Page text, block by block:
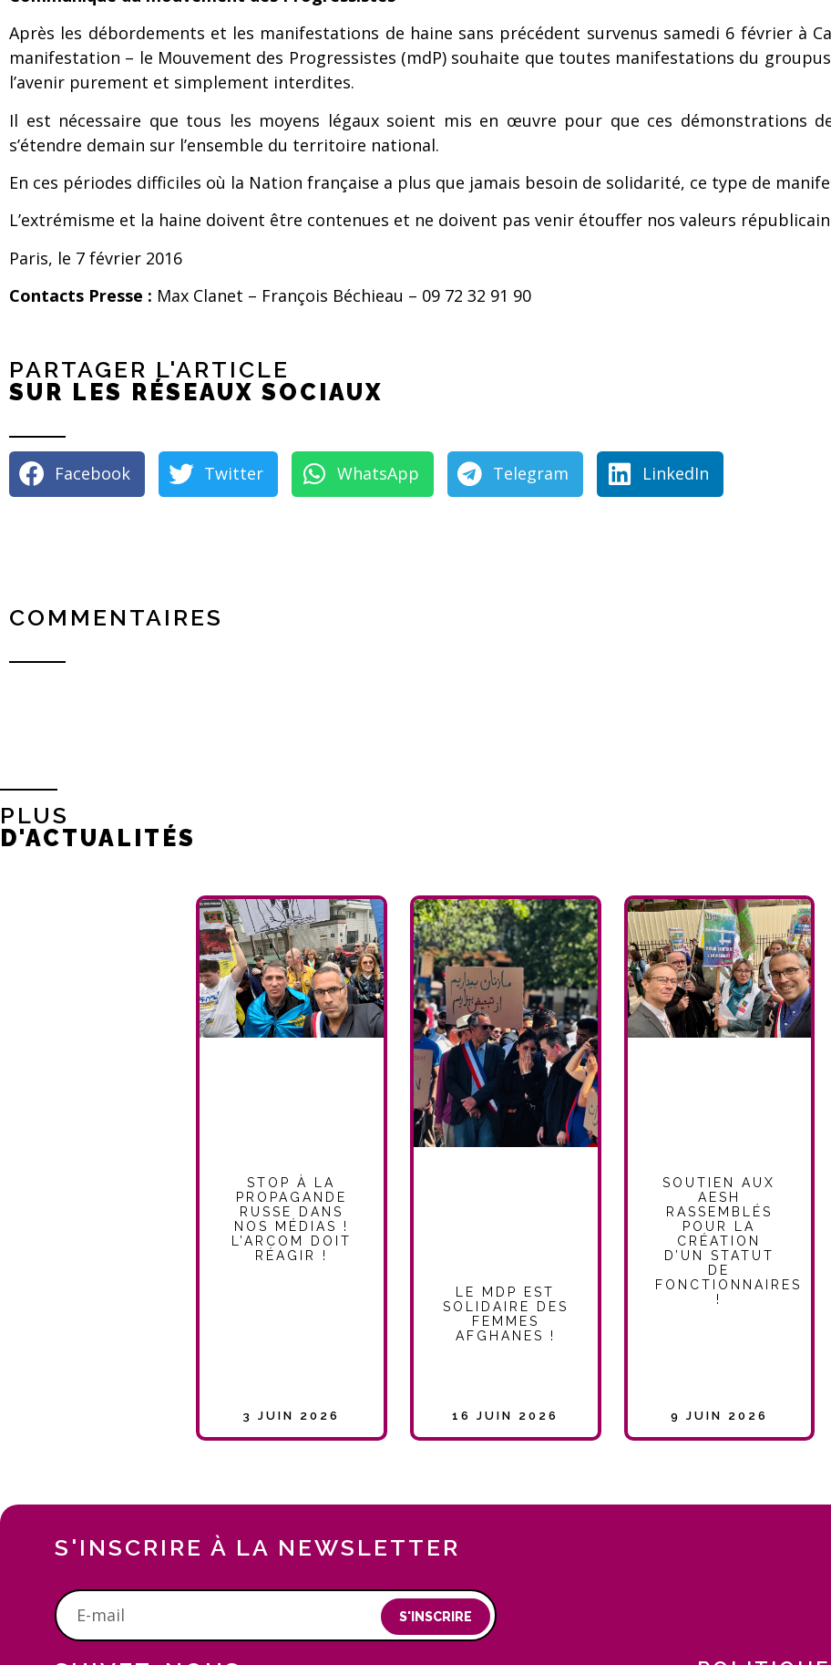
Après les débordements et les manifestations de haine sans précédent survenus samedi 6 février à
manifestation – le Mouvement des Progressistes (mdP) souhaite que toutes manifestations du
l’avenir purement et simplement interdites.
Il est nécessaire que tous les moyens légaux soient mis en œuvre pour que ces démonstrations
s’étendre demain sur l’ensemble du territoire national.
En ces périodes difficiles où la Nation française a plus que jamais besoin de solidarité, ce type de
L’extrémisme et la haine doivent être contenues et ne doivent pas venir étouffer nos valeurs
Paris, le 7 février 2016
Contacts Presse : Max Clanet – François Béchieau – 09 72 32 91 90
PARTAGER L'ARTICLE
SUR LES RÉSEAUX SOCIAUX
Facebook Twitter WhatsApp Telegram LinkedIn
COMMENTAIRES
PLUS
D'ACTUALITÉS
STOP À LA
PROPAGANDE
RUSSE DANS
NOS MÉDIAS !
L’ARCOM DOIT
RÉAGIR !
3 JUIN 2026
LE MDP EST
SOLIDAIRE DES
FEMMES
AFGHANES !
16 JUIN 2026
SOUTIEN AUX
AESH
RASSEMBLÉS
POUR LA
CRÉATION
D’UN STATUT
DE
FONCTIONNAIRES
!
9 JUIN 2026
S'INSCRIRE À LA NEWSLETTER
S'INSCRIRE